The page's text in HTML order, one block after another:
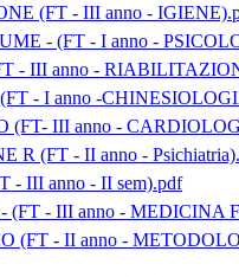
(FT - III anno -
- (FT - I anno -
- III anno -
- I anno -
(FT- III anno -
R (FT - II anno -
- III anno - II sem).pdf
(FT - III anno - MEDICINA
(FT - II anno -